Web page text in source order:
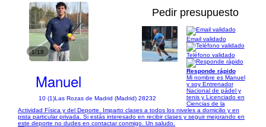
1/18
Pedir presupuesto
Manuel
10 (1)Las Rozas de Madrid (Madrid) 28232
Email validado
Teléfono validado
Responde rápido
Mi nombre es Manuel
y soy Entrenador
Nacional de pádel y
tenis y Licenciado en
Ciencias de la
Actividad Física y del Deporte. Imparto clases a todos los niveles a domicilio y en
pista particular privada. Si estás interesado en recibir clases y seguir mejorando en
este deporte no dudes en contactar conmigo. Un saludo.